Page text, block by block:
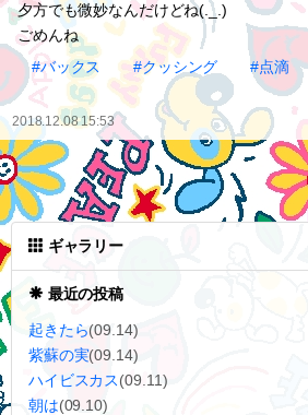
夕方でも微妙なんだけどね(._.)
ごめんね
#バックス
#クッシング #点滴
2018.12.08 15:53
ギャラリー
最近の投稿
起きたら(09.14)
紫蘇の実(09.14)
ハイビスカス(09.11)
朝は(09.10)